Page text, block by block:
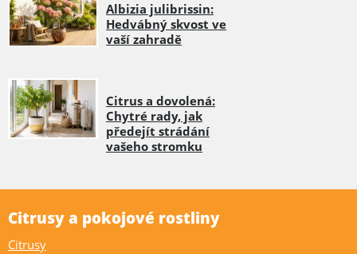
Albizia julibrissin:
Hedvábný skvost ve
vaší zahradě
Citrus a dovolená:
Chytré rady, jak
předejít strádání
vašeho stromku
Citrusy a pokojové rostliny
Citrusy